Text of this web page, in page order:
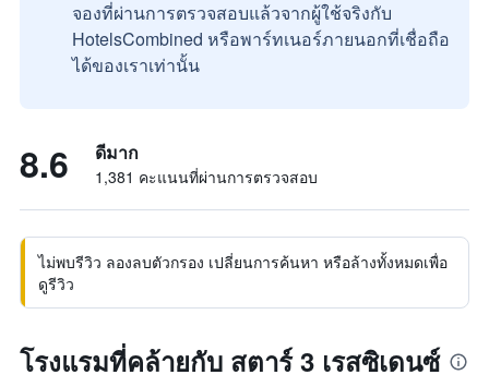
จองที่ผ่านการตรวจสอบแล้วจากผู้ใช้จริงกับ
HotelsCombined หรือพาร์ทเนอร์ภายนอกที่เชื่อถือ
ได้ของเราเท่านั้น
8.6 ดีมาก
1,381 คะแนนที่ผ่านการตรวจสอบ
ไม่พบรีวิว ลองลบตัวกรอง เปลี่ยนการค้นหา หรือล้างทั้งหมดเพื่อ
ดูรีวิว
โรงแรมที่คล้ายกับ สตาร์ 3 เรสซิเดนซ์